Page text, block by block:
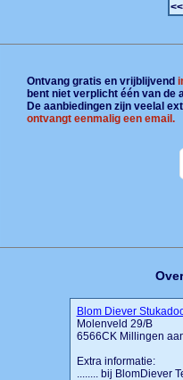
Ontvang gratis en vrijblijvend
bent niet verplicht één van de
De aanbiedingen zijn veelal
ontvangt eenmalig een email.
Blom Diever
Molenveld 29/B
6566CK Millingen
Extra informatie:
........ bij BlomDiever